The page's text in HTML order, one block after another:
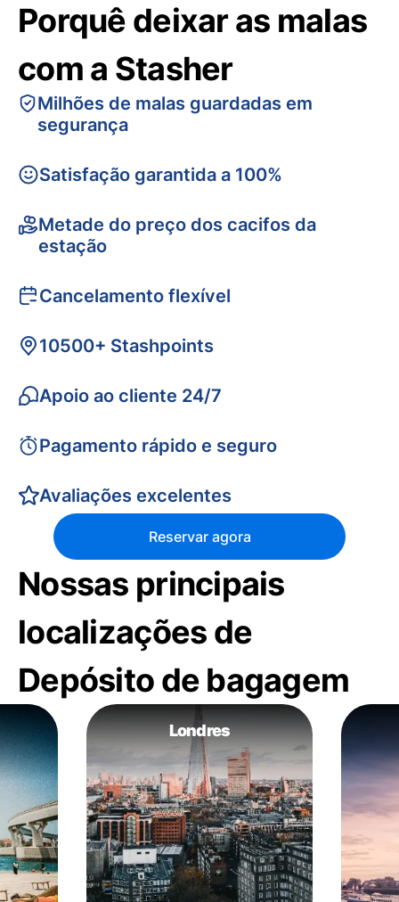
Porquê deixar as malas
com a Stasher
Milhões de malas guardadas em
segurança
Satisfação garantida a 100%
Metade do preço dos cacifos da
estação
Cancelamento flexível
10500+ Stashpoints
Apoio ao cliente 24/7
Pagamento rápido e seguro
Avaliações excelentes
Reservar agora
Nossas principais
localizações de
Depósito de bagagem
Londres